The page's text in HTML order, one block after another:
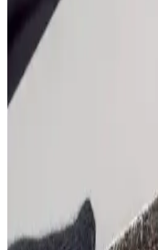
iPhone 13 kasko
göre değişir. Kapsamlı
detaylarıyla telefonunuzu
iPhone Modelleri
Hakkında Güncel
iPhone serisinin farklı
hakkında kapsamlı
avantajlarıyla ilgili
iPhone Kasko ve
Hizmetlerinde